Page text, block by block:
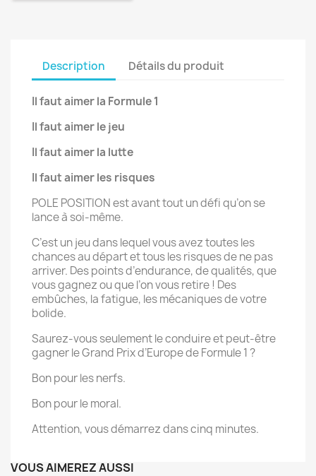
Description Détails du produit
Il faut aimer la Formule 1
Il faut aimer le jeu
Il faut aimer la lutte
Il faut aimer les risques
POLE POSITION est avant tout un défi qu’on se
lance à soi-même.
C’est un jeu dans lequel vous avez toutes les
chances au départ et tous les risques de ne pas
arriver. Des points d’endurance, de qualités, que
vous gagnez ou que l’on vous retire ! Des
embûches, la fatigue, les mécaniques de votre
bolide.
Saurez-vous seulement le conduire et peut-être
gagner le Grand Prix d’Europe de Formule 1 ?
Bon pour les nerfs.
Bon pour le moral.
Attention, vous démarrez dans cinq minutes.
VOUS AIMEREZ AUSSI